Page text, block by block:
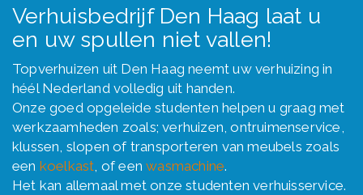
Verhuisbedrijf Den Haag laat u
en uw spullen niet vallen!
Topverhuizen uit Den Haag neemt uw verhuizing in
héél Nederland volledig uit handen.
Onze goed opgeleide studenten helpen u graag met
werkzaamheden zoals;verhuizen ,ontruimenservice
klussen, slopen of transporteren van meubels zoals
een koelkast , of eenwasmachine.
Het kan allemaal met onze studenten verhuisservice.